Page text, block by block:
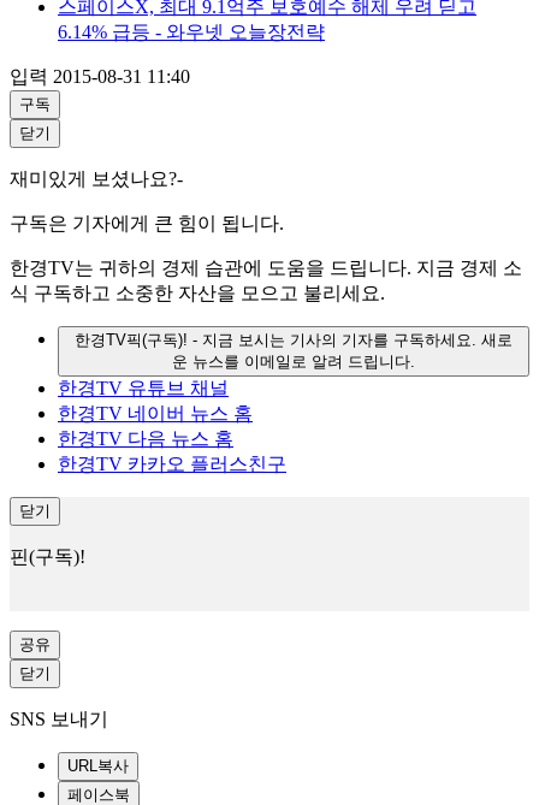
스페이스X, 최대 9.1억주 보호예수 해제 우려 딛고
6.14% 급등 - 와우넷 오늘장전략
입력 2015-08-31 11:40
구독
닫기
재미있게 보셨나요?-
구독은 기자에게 큰 힘이 됩니다.
한경TV는 귀하의 경제 습관에 도움을 드립니다. 지금 경제 소
식 구독하고 소중한 자산을 모으고 불리세요.
한경TV픽(구독)! - 지금 보시는 기사의 기자를 구독하세요. 새로
운 뉴스를 이메일로 알려 드립니다.
한경TV 유튜브 채널
한경TV 네이버 뉴스 홈
한경TV 다음 뉴스 홈
한경TV 카카오 플러스친구
닫기
핀(구독)!
공유
닫기
SNS 보내기
URL복사
페이스북